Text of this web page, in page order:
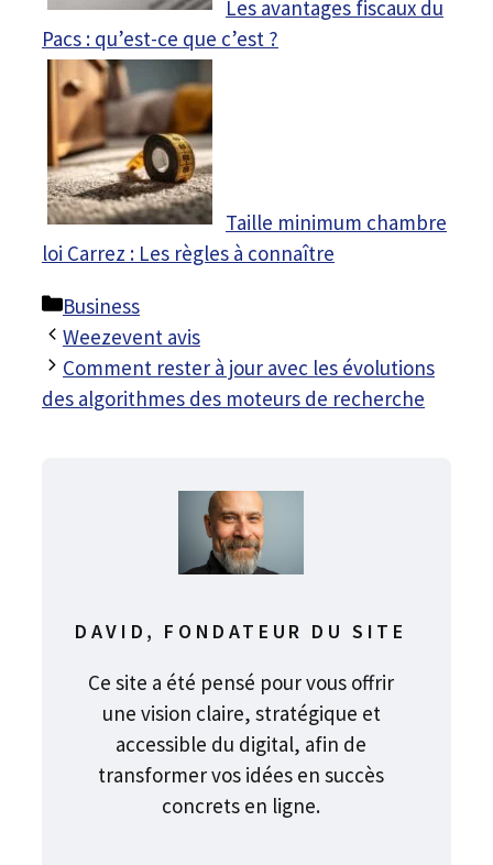
Les avantages fiscaux du
Pacs : qu’est-ce que c’est ?
Taille minimum chambre
loi Carrez : Les règles à connaître
Catégories
Business
Weezevent avis
Comment rester à jour avec les évolutions
des algorithmes des moteurs de recherche
DAVID, FONDATEUR DU SITE
Ce site a été pensé pour vous offrir
une vision claire, stratégique et
accessible du digital, afin de
transformer vos idées en succès
concrets en ligne.